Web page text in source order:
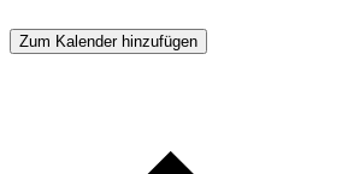
Zum Kalender hinzufügen